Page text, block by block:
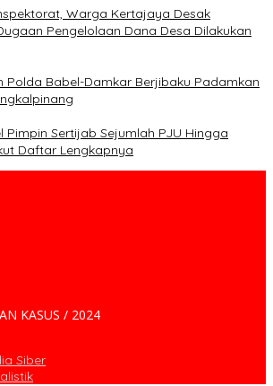
Warga Kertajaya Desak
Pengelolaan Dana Desa Dilakukan
Polda Babel-Damkar Berjibaku Padamkan
Pimpin Sertijab Sejumlah PJU Hingga
Daftar Lengkapnya
KASUS / 2024
Siber